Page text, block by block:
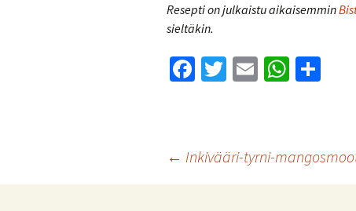
Resepti on julkaistu aikaisemmin
sieltäkin.
Fa
o
o
k
T
er
E
W
p
p
Artikkelien
← Inkivääri-tyrni-